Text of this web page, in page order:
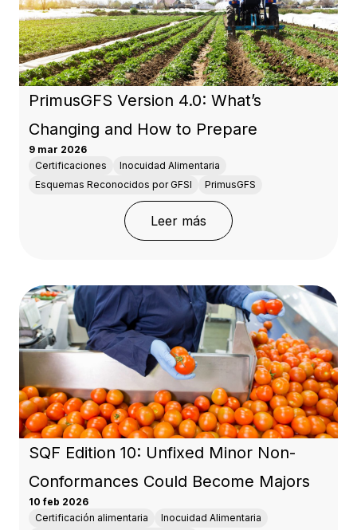
PrimusGFS Version 4.0: What’s
Changing and How to Prepare
9 mar 2026
Certificaciones
Inocuidad Alimentaria
Esquemas Reconocidos por GFSI
PrimusGFS
Leer más : PrimusGFS Version
SQF Edition 10: Unfixed Minor Non-
Conformances Could Become Majors
10 feb 2026
Certificación alimentaria
Inocuidad Alimentaria